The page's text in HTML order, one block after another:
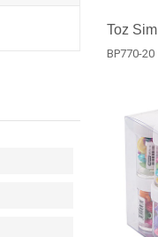
Toz
BP770-20